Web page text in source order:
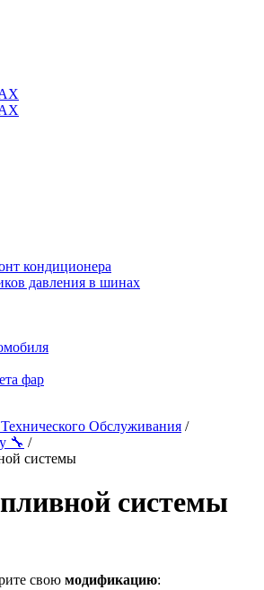
кондиционера
давления в шинах
фар
Обслуживания /
🔧 /
системы
системы
свою модификацию: